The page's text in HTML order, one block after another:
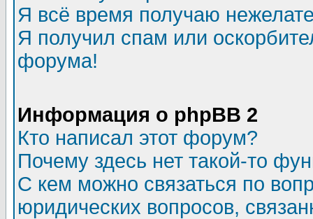
Я всё время получаю
Я получил спам или
форума!
Информация о phpBB 2
Кто написал этот форум?
Почему здесь нет такой-то
С кем можно связаться по
юридических вопросов,